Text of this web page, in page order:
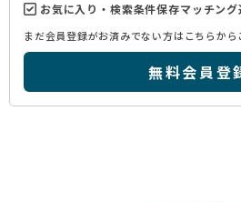
お気に入り・検索条件保存マッチン
まだ会員登録がお済みでない方はこちらから
無料会員登